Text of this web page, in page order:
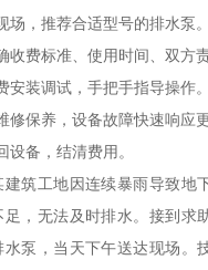
场，推荐合适型号的排水泵。
收费标准、使用时间、双方责
安装调试，手把手指导操作。
修保养，设备故障快速响应更
备，结清费用。
筑工地因连续暴雨导致地
，无法及时排水。接到求
泵，当天下午送达现场。